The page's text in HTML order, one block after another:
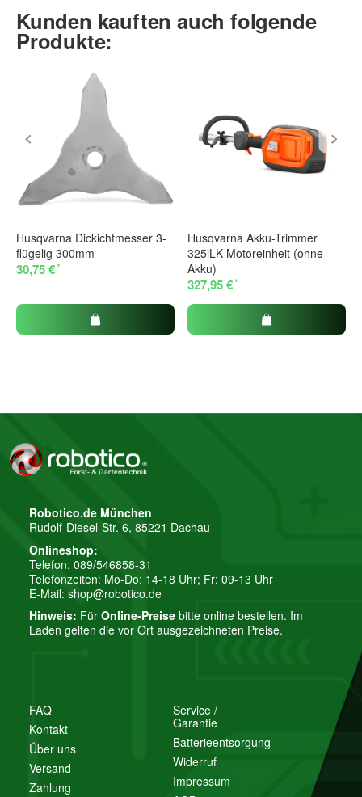
Kunden kauften auch folgende
Produkte:
Husqvarna Dickichtmesser 3-
flügelig 300mm
30,75 €*
Husqvarna Akku-Trimmer
325iLK Motoreinheit (ohne
Akku)
327,95 €*
FAQ
Kontakt
Über uns
Versand
Zahlung
Service /
Garantie
Batterieentsorgung
Widerruf
Impressum
Robotico.de München
Rudolf-Diesel-Str. 6, 85221 Dachau
Onlineshop:
Telefon: 089/546858-31
Telefonzeiten: Mo-Do: 14-18 Uhr; Fr: 09-13 Uhr
E-Mail: shop@robotico.de
Hinweis: Für Online-Preise bitte online bestellen. Im
Laden gelten die vor Ort ausgezeichneten Preise.